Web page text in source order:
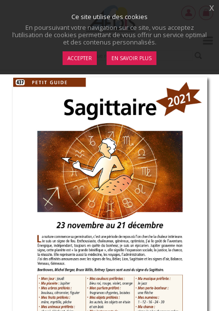
Ce site utilise des cookies
En poursuivant votre navigation sur ce site, vous acceptez
l’utilisation de cookies permettant de vous offrir un service optimal
et des contenus personnalisés.
ACCEPTER EN SAVOIR PLUS
x